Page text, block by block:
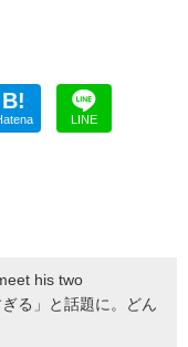
B!
LINE
his two
る」と話題に。どん